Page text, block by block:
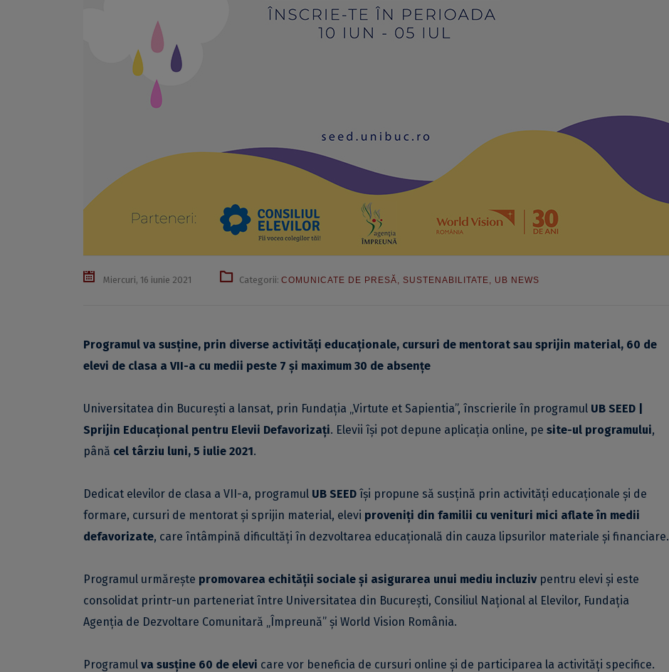
Miercuri, 16 iunie 2021 Categorii: COMUNICATE DE PRESĂ, SUSTENABILITATE, UB NEWS
Programul va susține, prin diverse activități educaționale, cursuri de mentorat sau sprijin material, 60 de
elevi de clasa a VII-a cu medii peste 7 și maximum 30 de absențe
Universitatea din București a lansat, prin Fundația „Virtute et Sapientia”, înscrierile în programul UB SEED |
Sprijin Educațional pentru Elevii Defavorizați. Elevii își pot depune aplicația online, pe site-ul programului,
până cel târziu luni, 5 iulie 2021.
Dedicat elevilor de clasa a VII-a, programul UB SEED își propune să susțină prin activități educaționale și de
formare, cursuri de mentorat și sprijin material, elevi proveniți din familii cu venituri mici aflate în medii
defavorizate, care întâmpină dificultăți în dezvoltarea educațională din cauza lipsurilor materiale și financiare.
Programul urmărește promovarea echității sociale și asigurarea unui mediu incluziv pentru elevi și este
consolidat printr-un parteneriat între Universitatea din București, Consiliul Național al Elevilor, Fundația
Agenția de Dezvoltare Comunitară „Împreună” și World Vision România.
Programul va susține 60 de elevi care vor beneficia de cursuri online și de participarea la activități specifice.